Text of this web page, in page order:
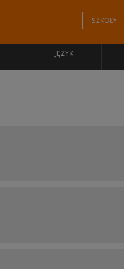
SZKOŁY
JĘZYK